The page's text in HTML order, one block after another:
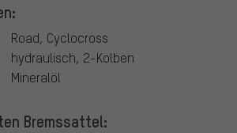
Road, Cyclocross
hydraulisch, 2-Kolben
Mineralöl
Bremssattel: